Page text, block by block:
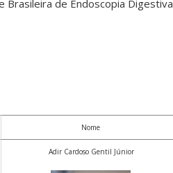
Brasileira de Endoscopia Digestiva
Nome
Adir Cardoso Gentil Júnior